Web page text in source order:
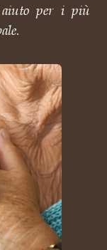
aiuto per i più